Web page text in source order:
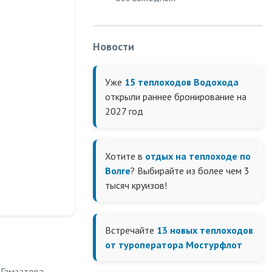
Новости
Уже 15 теплоходов Водохода
открыли раннее бронирование на
2027 год
Хотите в отдых на теплоходе по
Волге? Выбирайте из более чем 3
тысяч круизов!
Встречайте 13 новых теплоходов
от туроператора Мостурфлот